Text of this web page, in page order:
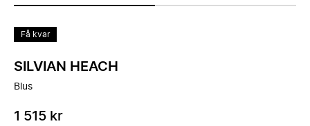
Få kvar
SILVIAN HEACH
Blus
1 515 kr